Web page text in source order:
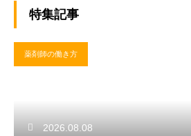
特集記事
薬剤師の働き方
2026.08.08